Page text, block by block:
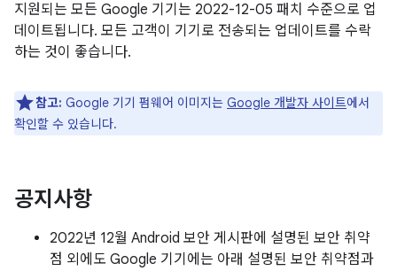
지원되는 모든 Google 기기는 2022-12-05 패치 수준으로 업
데이트됩니다. 모든 고객이 기기로 전송되는 업데이트를 수락
하는 것이 좋습니다.
참고: Google 기기 펌웨어 이미지는 Google 개발자 사이트에서
확인할 수 있습니다.
공지사항
2022년 12월 Android 보안 게시판에 설명된 보안 취약
점 외에도 Google 기기에는 아래 설명된 보안 취약점과